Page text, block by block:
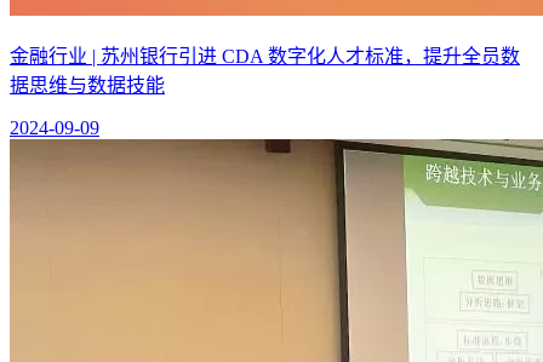
金融行业 | 苏州银行引进 CDA 数字化人才标准，提升全员数
据思维与数据技能
2024-09-09